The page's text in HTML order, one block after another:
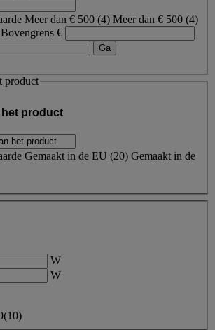
Meer dan € 500 (4) Meer dan € 500 (4)
Bovengrens €
product
product
Gemaakt in de EU (20) Gemaakt in de
W
W
(10)